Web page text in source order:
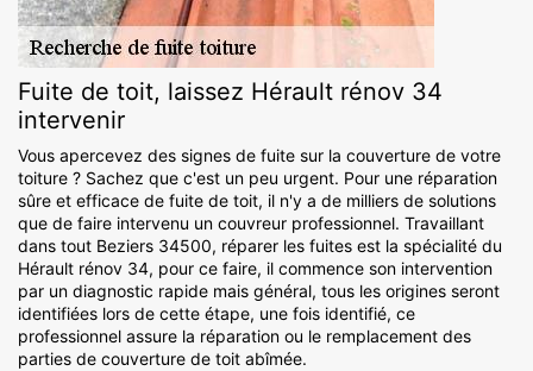
Fuite de toit, laissez Hérault rénov 34
intervenir
Vous apercevez des signes de fuite sur la couverture de votre
toiture ? Sachez que c'est un peu urgent. Pour une réparation
sûre et efficace de fuite de toit, il n'y a de milliers de solutions
que de faire intervenu un couvreur professionnel. Travaillant
dans tout Beziers 34500, réparer les fuites est la spécialité du
Hérault rénov 34, pour ce faire, il commence son intervention
par un diagnostic rapide mais général, tous les origines seront
identifiées lors de cette étape, une fois identifié, ce
professionnel assure la réparation ou le remplacement des
parties de couverture de toit abîmée.